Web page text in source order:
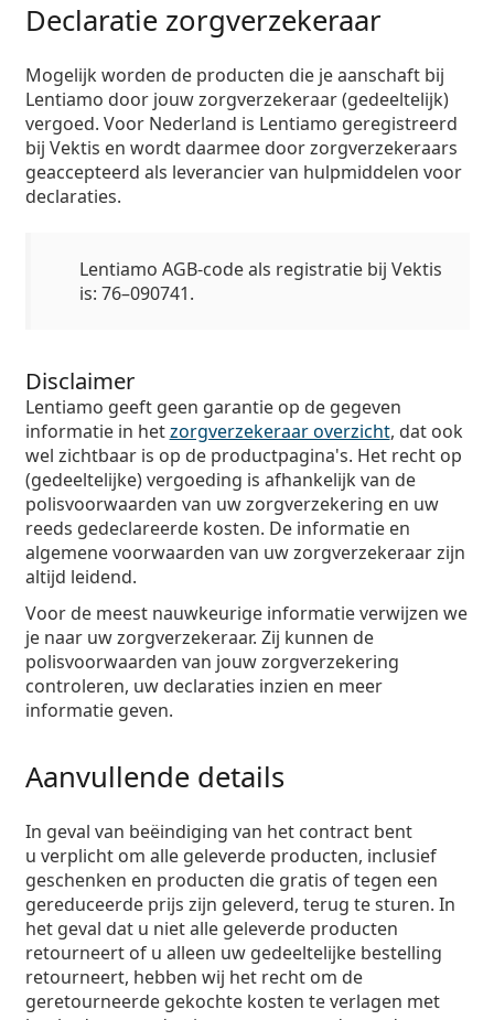
Declaratie zorgverzekeraar
Mogelijk worden de producten die je aanschaft bij
Lentiamo door jouw zorgverzekeraar (gedeeltelijk)
vergoed. Voor Nederland is Lentiamo geregistreerd
bij Vektis en wordt daarmee door zorgverzekeraars
geaccepteerd als leverancier van hulpmiddelen voor
declaraties.
Lentiamo AGB-code als registratie bij Vektis
is: 76–090741.
Disclaimer
Lentiamo geeft geen garantie op de gegeven
informatie in hetzorgverzekeraar overzicht, dat ook
wel zichtbaar is op de productpagina's. Het recht op
(gedeeltelijke) vergoeding is afhankelijk van de
polisvoorwaarden van uw zorgverzekering en uw
reeds gedeclareerde kosten. De informatie en
algemene voorwaarden van uw zorgverzekeraar zijn
altijd leidend.
Voor de meest nauwkeurige informatie verwijzen we
je naar uw zorgverzekeraar. Zij kunnen de
polisvoorwaarden van jouw zorgverzekering
controleren, uw declaraties inzien en meer
informatie geven.
Aanvullende details
In geval van beëindiging van het contract bent
u verplicht om alle geleverde producten, inclusief
geschenken en producten die gratis of tegen een
gereduceerde prijs zijn geleverd, terug te sturen. In
het geval dat u niet alle geleverde producten
retourneert of u alleen uw gedeeltelijke bestelling
retourneert, hebben wij het recht om de
geretourneerde gekochte kosten te verlagen met